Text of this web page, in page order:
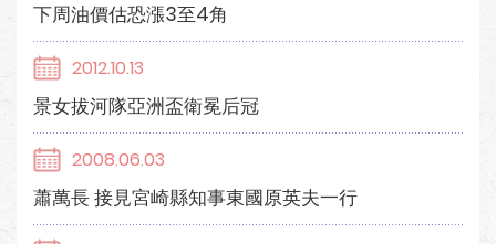
下周油價估恐漲3至4角
2012.10.13
景女拔河隊亞洲盃衛冕后冠
2008.06.03
蕭萬長 接見宮崎縣知事東國原英夫一行